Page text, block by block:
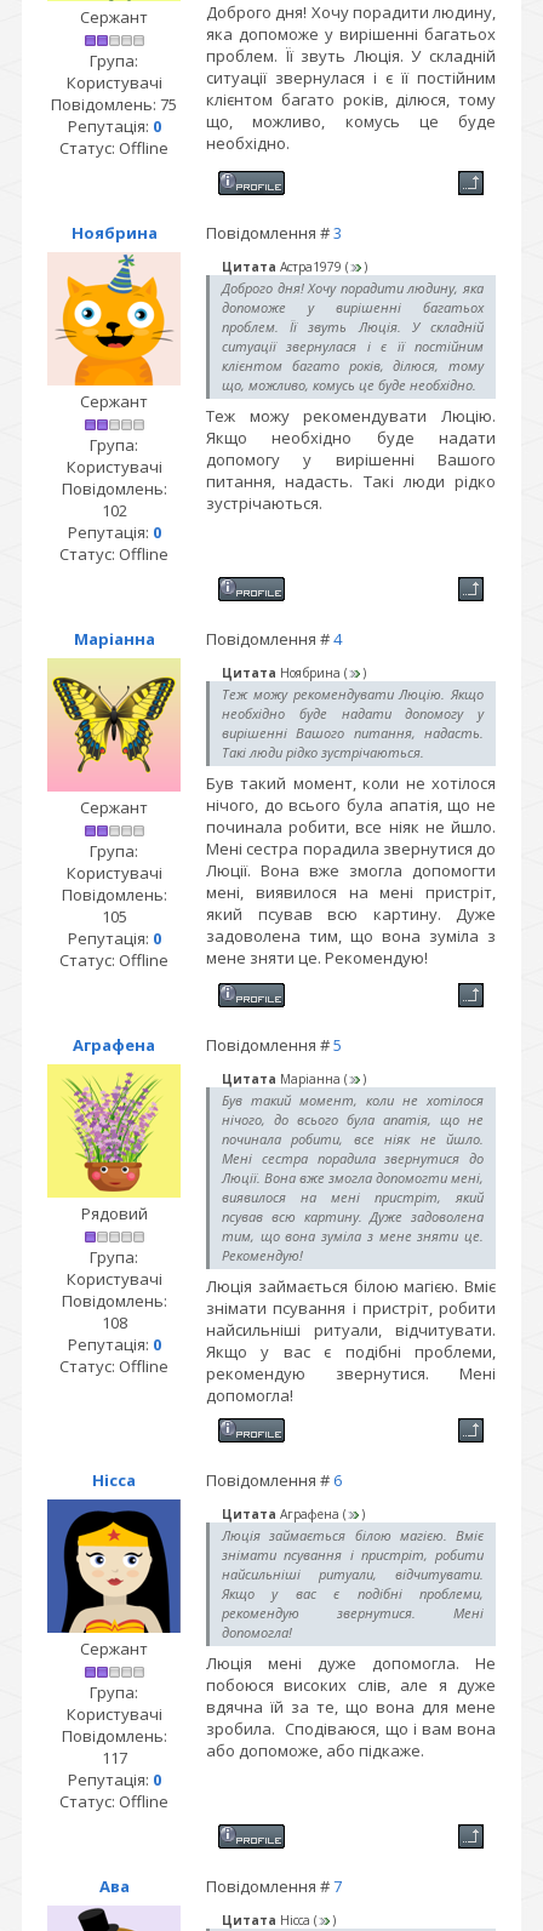
Сержант
Група:
Користувачі
Повідомлень: 75
Репутація: 0
Статус: Offline
Доброго дня! Хочу порадити людину,
яка допоможе у вирішенні багатьох
проблем. Її звуть Люція. У складній
ситуації звернулася і є її постійним
клієнтом багато років, ділюся, тому
що, можливо, комусь це буде
необхідно.
Ноябрина Повідомлення #3
Сержант
Група:
Користувачі
Повідомлень:
102
Репутація: 0
Статус: Offline
Цитата Астра1979 ( )
Доброго дня! Хочу порадити людину, яка
допоможе у вирішенні багатьох
проблем. Її звуть Люція. У складній
ситуації звернулася і є її постійним
клієнтом багато років, ділюся, тому
що, можливо, комусь це буде необхідно.
Теж можу рекомендувати Люцію.
Якщо необхідно буде надати
допомогу у вирішенні Вашого
питання, надасть. Такі люди рідко
зустрічаються.
Маріанна Повідомлення #4
Сержант
Група:
Користувачі
Повідомлень:
105
Репутація: 0
Статус: Offline
Цитата Ноябрина ( )
Теж можу рекомендувати Люцію. Якщо
необхідно буде надати допомогу у
вирішенні Вашого питання, надасть.
Такі люди рідко зустрічаються.
Був такий момент, коли не хотілося
нічого, до всього була апатія, що не
починала робити, все ніяк не йшло.
Мені сестра порадила звернутися до
Люції. Вона вже змогла допомогти
мені, виявилося на мені пристріт,
який псував всю картину. Дуже
задоволена тим, що вона зуміла з
мене зняти це. Рекомендую!
Аграфена Повідомлення #5
Рядовий
Група:
Користувачі
Повідомлень:
108
Репутація: 0
Статус: Offline
Цитата Маріанна ( )
Був такий момент, коли не хотілося
нічого, до всього була апатія, що не
починала робити, все ніяк не йшло.
Мені сестра порадила звернутися до
Люції. Вона вже змогла допомогти мені,
виявилося на мені пристріт, який
псував всю картину. Дуже задоволена
тим, що вона зуміла з мене зняти це.
Рекомендую!
Люція займається білою магією. Вміє
знімати псування і пристріт, робити
найсильніші ритуали, відчитувати.
Якщо у вас є подібні проблеми,
рекомендую звернутися. Мені
допомогла!
Нісса Повідомлення # 6
Сержант
Група:
Користувачі
Повідомлень:
117
Репутація: 0
Статус: Offline
Цитата Аграфена ( )
Люція займається білою магією. Вміє
знімати псування і пристріт, робити
найсильніші ритуали, відчитувати.
Якщо у вас є подібні проблеми,
рекомендую звернутися. Мені
допомогла!
Люція мені дуже допомогла. Не
побоюся високих слів, але я дуже
вдячна їй за те, що вона для мене
зробила. Сподіваюся, що і вам вона
або допоможе, або підкаже.
Ава Повідомлення #7
Цитата Нісса ( )